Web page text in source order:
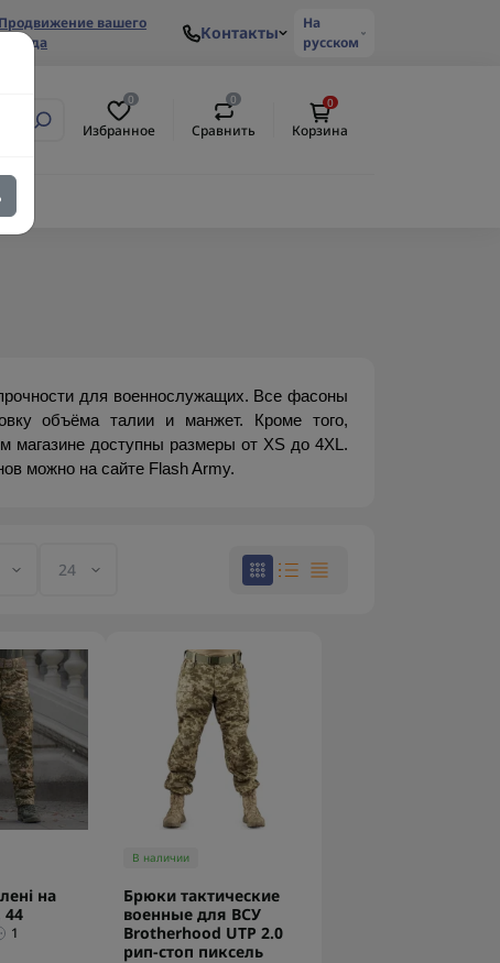
Продвижение вашего
бренда
Контакты
На
русском
0
Избранное
0
Сравнить
0
Корзина
для военнослужащих. Все фасоны
объёма талии и манжет. Кроме того,
магазине доступны размеры от XS до 4XL.
можно на сайте Flash Army.
на
44
1
В наличии
Брюки тактические
военные для ВСУ
Brotherhood UTP 2.0
рип-стоп пиксель